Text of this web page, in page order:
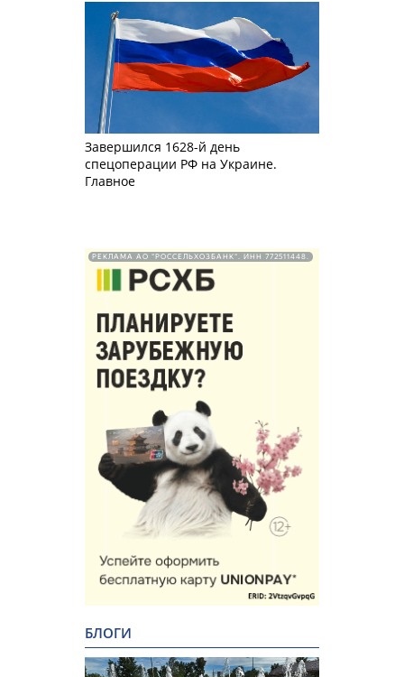
Завершился 1628-й день
спецоперации РФ на Украине.
Главное
РЕКЛАМА АО "РОССЕЛЬХОЗБАНК". ИНН 772511448.
БЛОГИ